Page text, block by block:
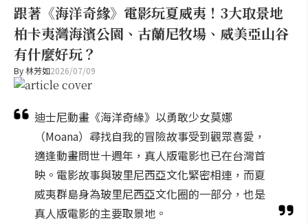
跟著《海洋奇緣》電影玩夏威夷！3大取景地
柏卡夷灣海濱公園、古蘭尼牧場、威美亞山谷
有什麼好玩？
By林芳如2026/07/09
迪士尼動畫《海洋奇緣》以勇敢少女莫娜
（Moana）尋找自我的冒險故事受到觀眾喜愛，
適逢動畫問世十週年，真人版電影也已在台灣首
映。電影故事與玻里尼西亞文化緊密相連，而夏
威夷群島身為玻里尼西亞文化圈的一部分，也是
真人版電影的主要取景地。